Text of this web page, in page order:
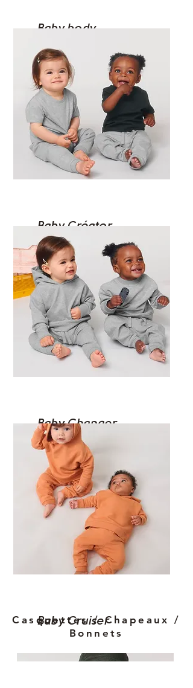
Baby body
Baby Créator
Baby Changer
Baby Cruiser
Casquettes / Chapeaux /
Bonnets